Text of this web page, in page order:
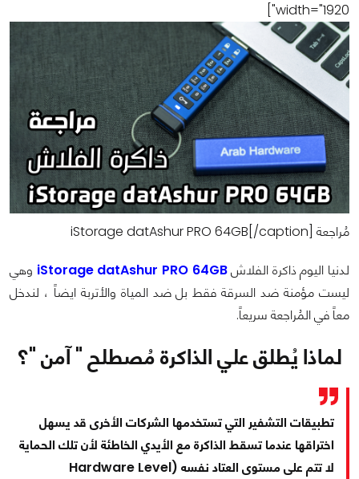
width="1920"]
مُراجعة iStorage datAshur PRO 64GB[/caption]
لدنيا اليوم ذاكرة الفلاشiStorage datAshur PRO 64GB
وهي
ليست مؤمنة ضد السرقة فقط بل ضد المياة والأتربة ايضاً ، لندخل
معاً في المُراجعة سريعاً.
لماذا يُطلق علي الذاكرة مُصطلح " آمن "؟
تطبيقات التشفير التي تستخدمها الشركات الأخرى قد يسهل
اختراقها عندما تسقط الذاكرة مع الأيدي الخاطئة لأن تلك الحماية
لا تتم على مستوى العتاد نفسه (Hardware Level